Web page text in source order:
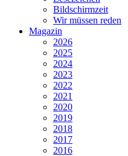
Bildschirmzeit
Wir müssen reden
Magazin
2026
2025
2024
2023
2022
2021
2020
2019
2018
2017
2016